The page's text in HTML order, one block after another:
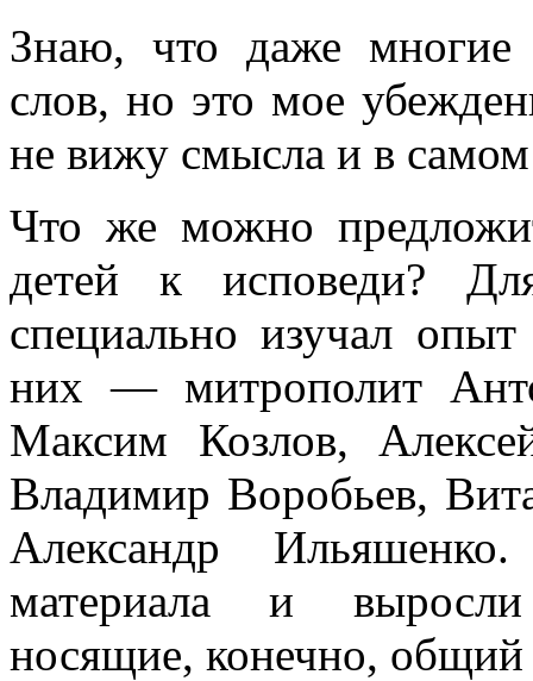
Знаю, что даже
слов, но это мое
не вижу смысла и в
Что же можно
детей к исповеди?
специально изучал
них — митрополит
Максим Козлов,
Владимир Воробьев,
Александр
материала и
носящие, конечно, общий